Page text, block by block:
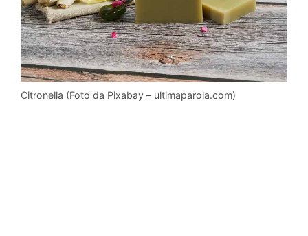
Citronella (Foto da Pixabay – ultimaparola.com)